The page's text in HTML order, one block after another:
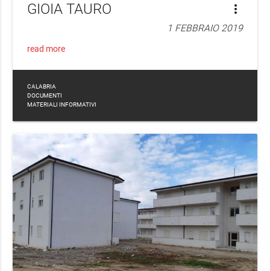
GIOIA TAURO
more_vert
1 FEBBRAIO 2019
read more
CALABRIA
DOCUMENTI
MATERIALI INFORMATIVI